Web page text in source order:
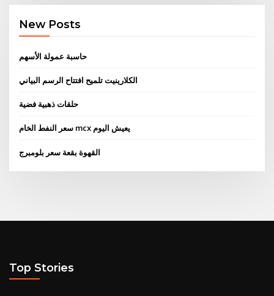
New Posts
حاسبة عمولة الأسهم
الكلارينيت تلميح افتتاح الرسم البياني
حلقات ذهبية فضية
سعر النفط الخام mcx يعيش اليوم
القهوة بقعة سعر بلومبرج
Top Stories